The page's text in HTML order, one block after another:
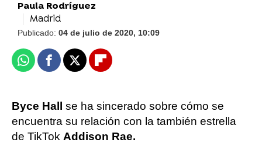
Paula Rodríguez
Madrid
Publicado: 04 de julio de 2020, 10:09
WhatsappFacebook
X Flipboard
Byce Hall se ha sincerado sobre cómo se
encuentra su relación con la también estrella
de TikTok Addison Rae.